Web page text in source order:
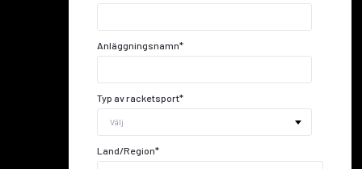
Anläggningsnamn*
Typ av racketsport*
Land/Region*